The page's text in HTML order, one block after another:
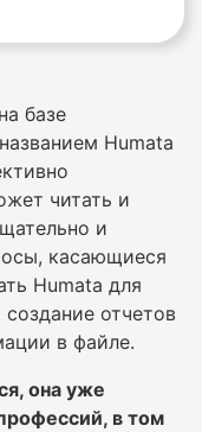
базе
Humata
читать и
и
касающиеся
Humata для
отчетов
в файле.
она уже
в том